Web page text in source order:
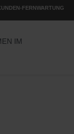
FERNWARTUNG